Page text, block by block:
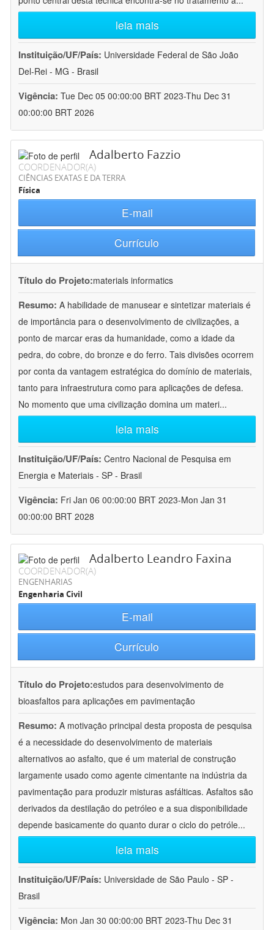
leia mais
Instituição/UF/País: Universidade Federal de São João
Del-Rei - MG - Brasil
Vigência: Tue Dec 05 00:00:00 BRT 2023-Thu Dec 31
00:00:00 BRT 2026
Adalberto Fazzio
COORDENADOR(A)
CIÊNCIAS EXATAS E DA TERRA
Física
E-mail
Currículo
Título do Projeto:materials informatics
Resumo: A habilidade de manusear e sintetizar materiais é
de importância para o desenvolvimento de civilizações, a
ponto de marcar eras da humanidade, como a idade da
pedra, do cobre, do bronze e do ferro. Tais divisões ocorrem
por conta da vantagem estratégica do domínio de materiais,
tanto para infraestrutura como para aplicações de defesa.
No momento que uma civilização domina um materi...
leia mais
Instituição/UF/País: Centro Nacional de Pesquisa em
Energia e Materiais - SP - Brasil
Vigência: Fri Jan 06 00:00:00 BRT 2023-Mon Jan 31
00:00:00 BRT 2028
Adalberto Leandro Faxina
COORDENADOR(A)
ENGENHARIAS
Engenharia Civil
E-mail
Currículo
Título do Projeto:estudos para desenvolvimento de
bioasfaltos para aplicações em pavimentação
Resumo: A motivação principal desta proposta de pesquisa
é a necessidade do desenvolvimento de materiais
alternativos ao asfalto, que é um material de construção
largamente usado como agente cimentante na indústria da
pavimentação para produzir misturas asfálticas. Asfaltos são
derivados da destilação do petróleo e a sua disponibilidade
depende basicamente do quanto durar o ciclo do petróle...
leia mais
Instituição/UF/País: Universidade de São Paulo - SP -
Brasil
Vigência: Mon Jan 30 00:00:00 BRT 2023-Thu Dec 31